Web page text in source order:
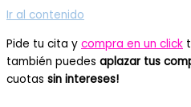
Ir al contenido
Pide tu cita y compra en un click
también puedes aplazar tus
cuotas sin intereses!